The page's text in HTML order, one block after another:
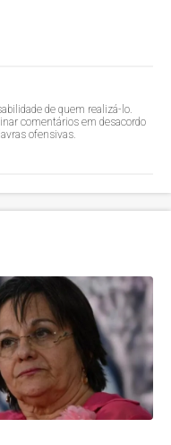
de quem realizá-lo.
comentários em desacordo
ofensivas.